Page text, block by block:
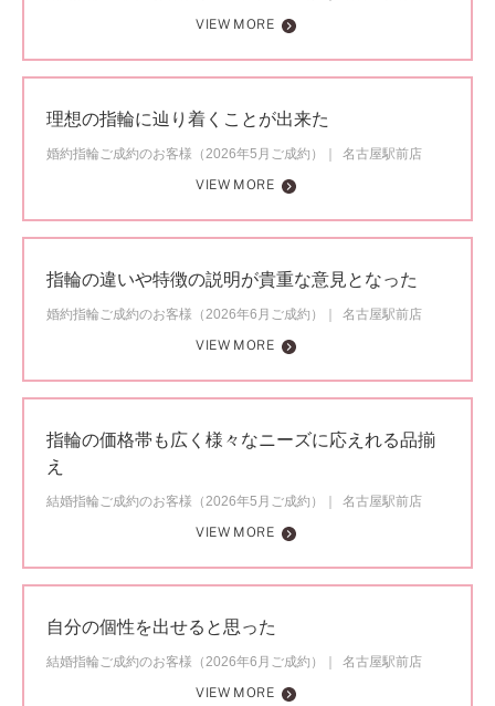
VIEW MORE
理想の指輪に辿り着くことが出来た
婚約指輪ご成約のお客様（2026年5月ご成約）
名古屋駅前店
VIEW MORE
指輪の違いや特徴の説明が貴重な意見となった
婚約指輪ご成約のお客様（2026年6月ご成約）
名古屋駅前店
VIEW MORE
指輪の価格帯も広く様々なニーズに応えれる品揃
え
結婚指輪ご成約のお客様（2026年5月ご成約）
名古屋駅前店
VIEW MORE
自分の個性を出せると思った
結婚指輪ご成約のお客様（2026年6月ご成約）
名古屋駅前店
VIEW MORE